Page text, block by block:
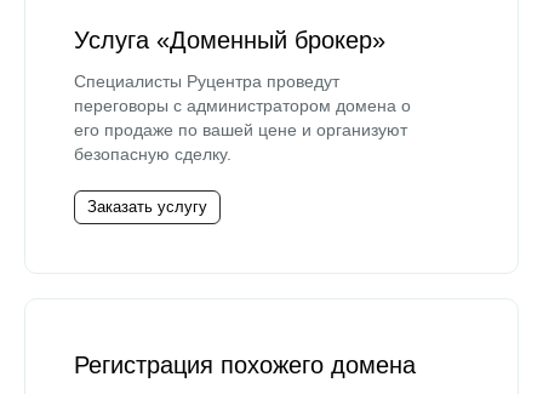
Услуга «Доменный брокер»
Специалисты Руцентра проведут
переговоры с администратором домена о
его продаже по вашей цене и организуют
безопасную сделку.
Заказать услугу
Регистрация похожего домена